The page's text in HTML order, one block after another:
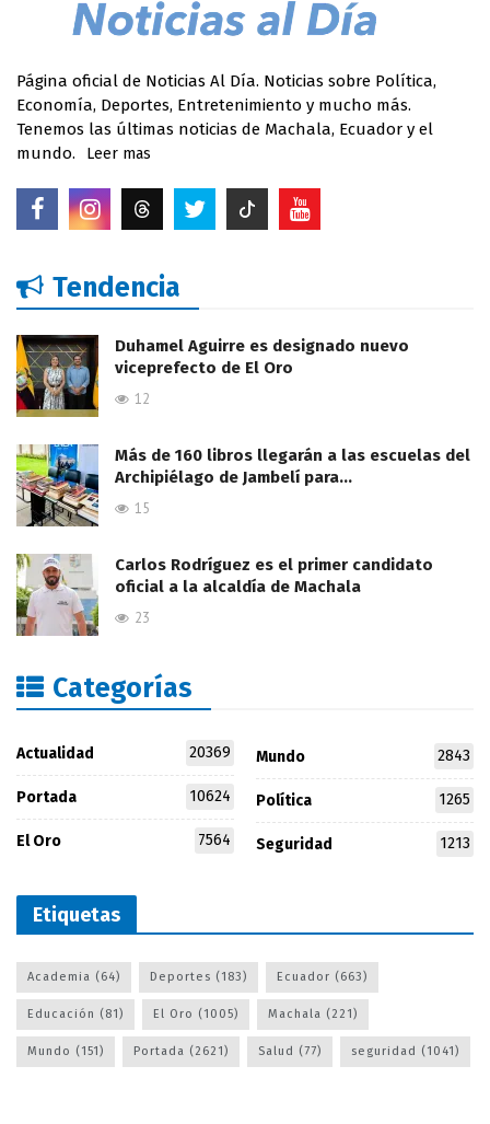
Página oficial de Noticias Al Día. Noticias sobre Política,
Economía, Deportes, Entretenimiento y mucho más.
Tenemos las últimas noticias de Machala, Ecuador y el
mundo.
Leer mas
Tendencia
Duhamel Aguirre es designado nuevo
viceprefecto de El Oro
12
Más de 160 libros llegarán a las escuelas del
Archipiélago de Jambelí para…
15
Carlos Rodríguez es el primer candidato
oficial a la alcaldía de Machala
23
Categorías
Actualidad 20369
Portada 10624
El Oro 7564
Mundo 2843
Política 1265
Seguridad 1213
Etiquetas
Academia (64) Deportes (183) Ecuador (663)
Educación (81) El Oro (1005) Machala (221)
Mundo (151) Portada (2621) Salud (77) seguridad (1041)